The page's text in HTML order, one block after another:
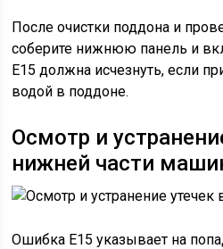
После очистки поддона и
соберите нижнюю панель и
E15 должна исчезнуть, если
водой в поддоне.
Осмотр и
нижней части
Ошибка E15 указывает на